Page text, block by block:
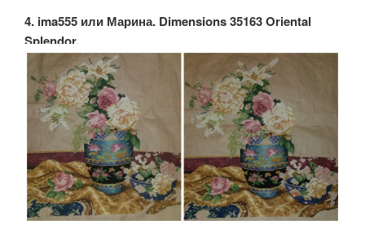
4. ima555 или Марина. Dimensions 35163 Oriental
Splendor.